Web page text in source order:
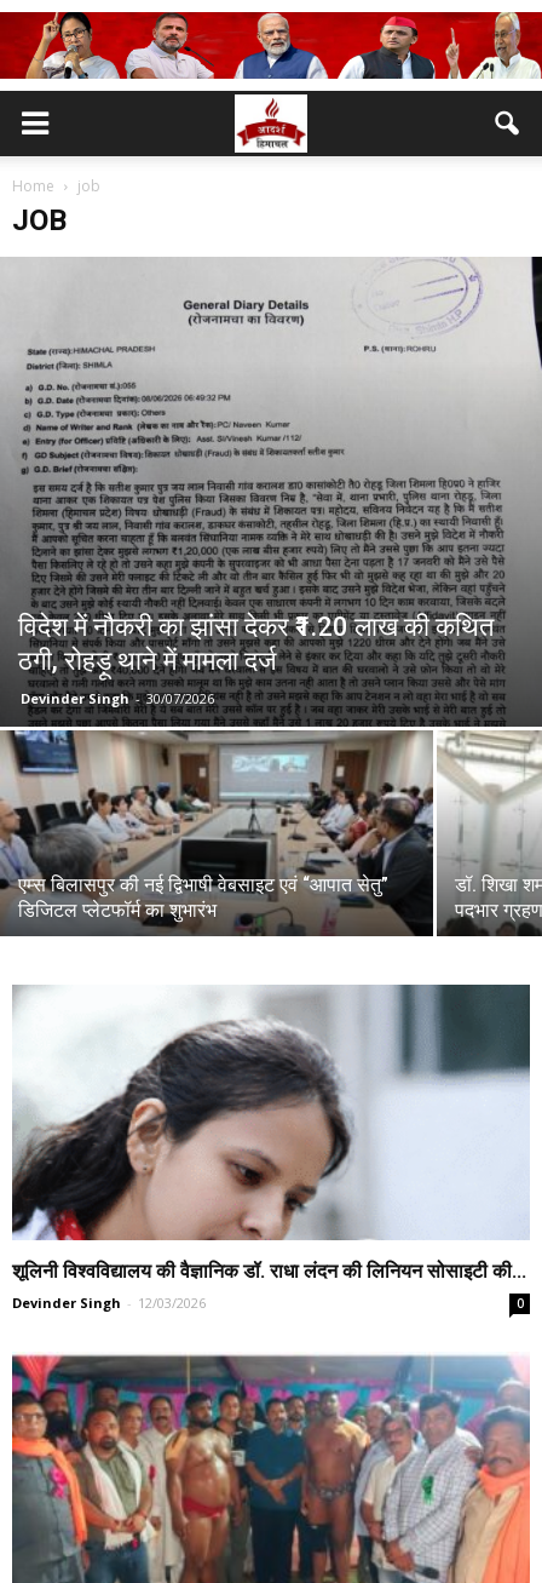
Home job
JOB
विदेश में नौकरी का झांसा देकर ₹1.20 लाख की कथित
ठगी, रोहड़ू थाने में मामला दर्ज
Devinder Singh - 30/07/2026
एम्स बिलासपुर की नई द्विभाषी वेबसाइट एवं “आपात सेतु”
डिजिटल प्लेटफॉर्म का शुभारंभ
डॉ. शिखा
पदभार
शूलिनी विश्वविद्यालय की वैज्ञानिक डॉ. राधा लंदन की लिनियन सोसाइटी की...
Devinder Singh - 12/03/2026 0